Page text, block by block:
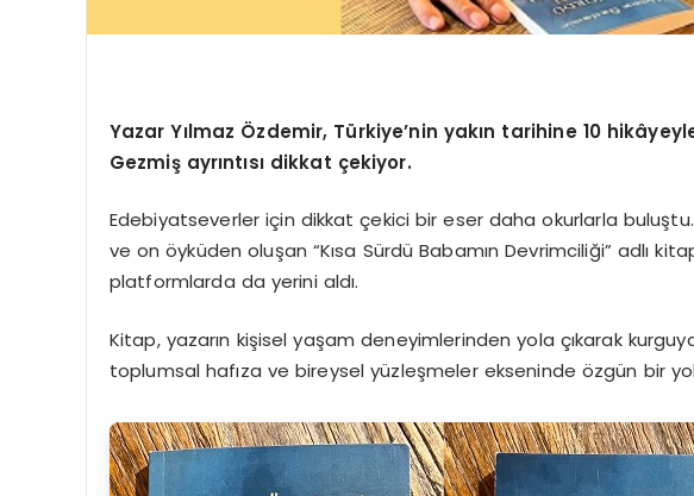
Yazar Yılmaz Özdemir, Türkiye’nin yakın tarihine 10
Gezmiş ayrıntısı dikkat çekiyor.
Edebiyatseverler için dikkat çekici bir eser daha okurlarla buluştu.
ve on öyküden oluşan “Kısa Sürdü Babamın Devrimciliği” adlı
platformlarda da yerini aldı.
Kitap, yazarın kişisel yaşam deneyimlerinden yola çıkarak
toplumsal hafıza ve bireysel yüzleşmeler ekseninde özgün bir